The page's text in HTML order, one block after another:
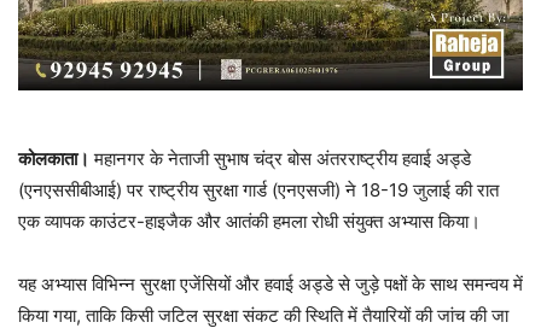
कोलकाता। महानगर के नेताजी सुभाष चंद्र बोस अंतरराष्ट्रीय हवाई अड्डे
(एनएससीबीआई) पर राष्ट्रीय सुरक्षा गार्ड (एनएसजी) ने 18-19 जुलाई की रात
एक व्यापक काउंटर-हाइजैक और आतंकी हमला रोधी संयुक्त अभ्यास किया।
यह अभ्यास विभिन्न सुरक्षा एजेंसियों और हवाई अड्डे से जुड़े पक्षों के साथ समन्वय में
किया गया, ताकि किसी जटिल सुरक्षा संकट की स्थिति में तैयारियों की जांच की जा